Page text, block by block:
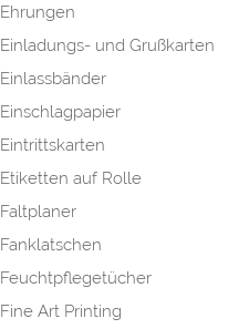
Ehrungen
Einladungs- und Grußkarten
Einlassbänder
Einschlagpapier
Eintrittskarten
Etiketten auf Rolle
Faltplaner
Fanklatschen
Feuchtpflegetücher
Fine Art Printing